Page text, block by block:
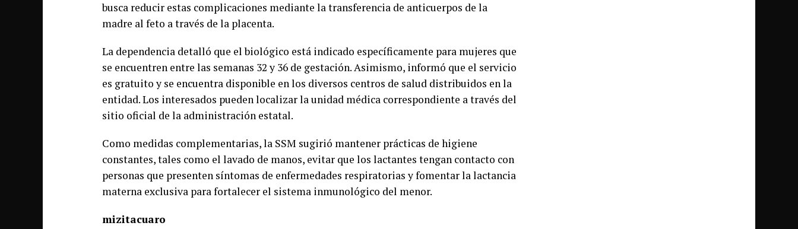
busca reducir estas complicaciones mediante la transferencia de anticuerpos de la
madre al feto a través de la placenta.
La dependencia detalló que el biológico está indicado específicamente para mujeres que
se encuentren entre las semanas 32 y 36 de gestación. Asimismo, informó que el servicio
es gratuito y se encuentra disponible en los diversos centros de salud distribuidos en la
entidad. Los interesados pueden localizar la unidad médica correspondiente a través del
sitio oficial de la administración estatal.
Como medidas complementarias, la SSM sugirió mantener prácticas de higiene
constantes, tales como el lavado de manos, evitar que los lactantes tengan contacto con
personas que presenten síntomas de enfermedades respiratorias y fomentar la lactancia
materna exclusiva para fortalecer el sistema inmunológico del menor.
mizitacuaro